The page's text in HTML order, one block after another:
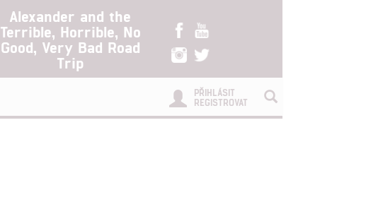
Alexander and the
Terrible, Horrible, No
Good, Very Bad Road
Trip
PŘIHLÁSIT
REGISTROVAT